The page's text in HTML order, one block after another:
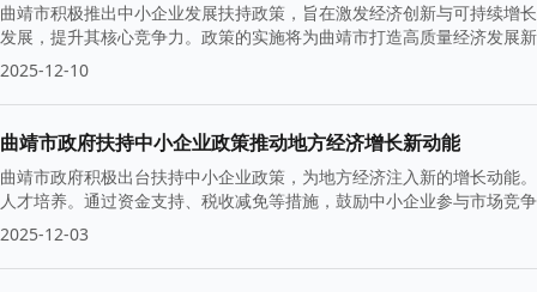
曲靖市积极推出中小企业发展扶持政策，旨在激发经济创新与可持续增
发展，提升其核心竞争力。政策的实施将为曲靖市打造高质量经济发展
2025-12-10
曲靖市政府扶持中小企业政策推动地方经济增长新动能
曲靖市政府积极出台扶持中小企业政策，为地方经济注入新的增长动能
人才培养。通过资金支持、税收减免等措施，鼓励中小企业参与市场竞
2025-12-03